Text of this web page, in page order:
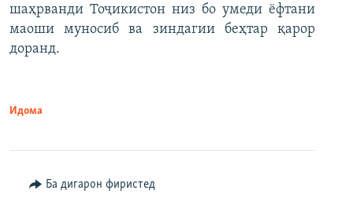
шаҳрванди Тоҷикистон низ бо умеди ёфтани
маоши муносиб ва зиндагии беҳтар қарор
доранд.
Идома
Ба дигарон фиристед